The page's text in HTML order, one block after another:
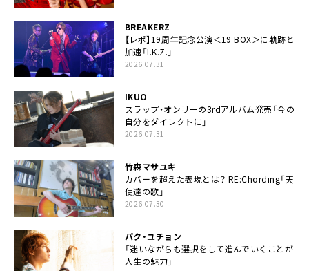
BREAKERZ
【レポ】19周年記念公演＜19 BOX＞に軌跡と
加速「I.K.Z.」
2026.07.31
IKUO
スラップ・オンリーの3rdアルバム発売「今の
自分をダイレクトに」
2026.07.31
竹森マサユキ
カバーを超えた表現とは？ RE:Chording「天
使達の歌」
2026.07.30
パク・ユチョン
「迷いながらも選択をして進んでいくことが
人生の魅力」